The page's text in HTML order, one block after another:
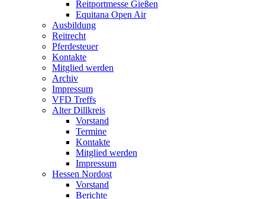
Reitportmesse Gießen
Equitana Open Air
Ausbildung
Reitrecht
Pferdesteuer
Kontakte
Mitglied werden
Archiv
Impressum
VFD Treffs
Alter Dillkreis
Vorstand
Termine
Kontakte
Mitglied werden
Impressum
Hessen Nordost
Vorstand
Berichte